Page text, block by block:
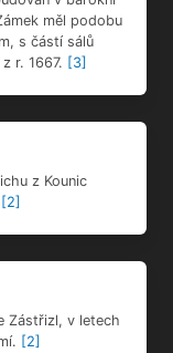
měl podobu
s částí sálů
r. 1667. [3]
z Kounic
[2]
Zástřizl, v letech
[2]